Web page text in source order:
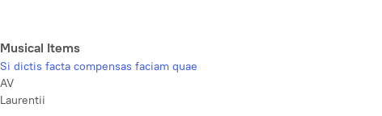
Musical Items
Si dictis facta compensas faciam quae
AV
Laurentii